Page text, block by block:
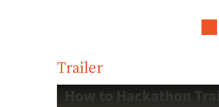
Trailer
How to Hackathon